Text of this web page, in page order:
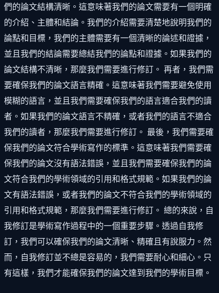
們的論文結構清晰。這意味著我們的論文需要有一個明確
的介紹、主體和結論。我們的介紹需要清楚地說明我們的
論點和目標，我們的主體需要有一個清晰的論述和證據，
並且我們的結論需要總結我們的論點和證據。如果我們的
論文結構不清晰，那麼我們需要進行修訂。 再者，我們需
要確保我們的論文語言精確。這意味著我們需要避免使用
模糊的語言，並且我們需要確保我們的語言適合我們的讀
者。如果我們的論文語言不精確，或者我們的語言不適合
我們的讀者，那麼我們需要進行修訂。 最後，我們需要確
保我們的論文符合學術寫作的標準。這意味著我們需要確
保我們的論文沒有語法錯誤，並且我們需要確保我們的論
文符合我們的學術領域的引用和格式規範。如果我們的論
文有語法錯誤，或者我們的論文不符合我們的學術領域的
引用和格式規範，那麼我們需要進行修訂。 總的來說，自
我修訂是學術寫作過程中的一個重要步驟。透過自我修
訂，我們可以確保我們的論文清晰、精確且有說服力。然
而，自我修訂並不總是容易的，我們需要耐心和細心。只
有這樣，我們才能確保我們的論文達到我們的學術目標。